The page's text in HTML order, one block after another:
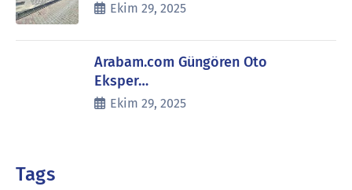
Ekim 29, 2025
Arabam.com Güngören Oto
Eksper…
Ekim 29, 2025
Tags